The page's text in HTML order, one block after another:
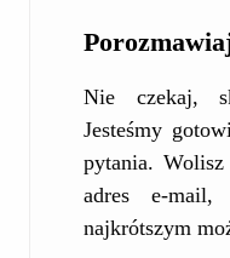
Nie czekaj,
Jesteśmy
pytania.
adres e-
najkrótszym